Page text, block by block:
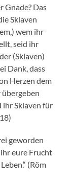
Gnade? Das
Sklaven
wem ihr
seid ihr
(Sklaven)
Dank, dass
Herzen dem
ihr Sklaven für
geworden
eure Frucht
(Röm